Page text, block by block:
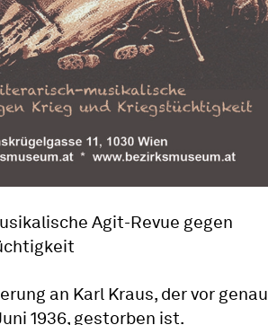
Agit-Revue gegen
an Karl Kraus, der vor genau
1936, gestorben ist.